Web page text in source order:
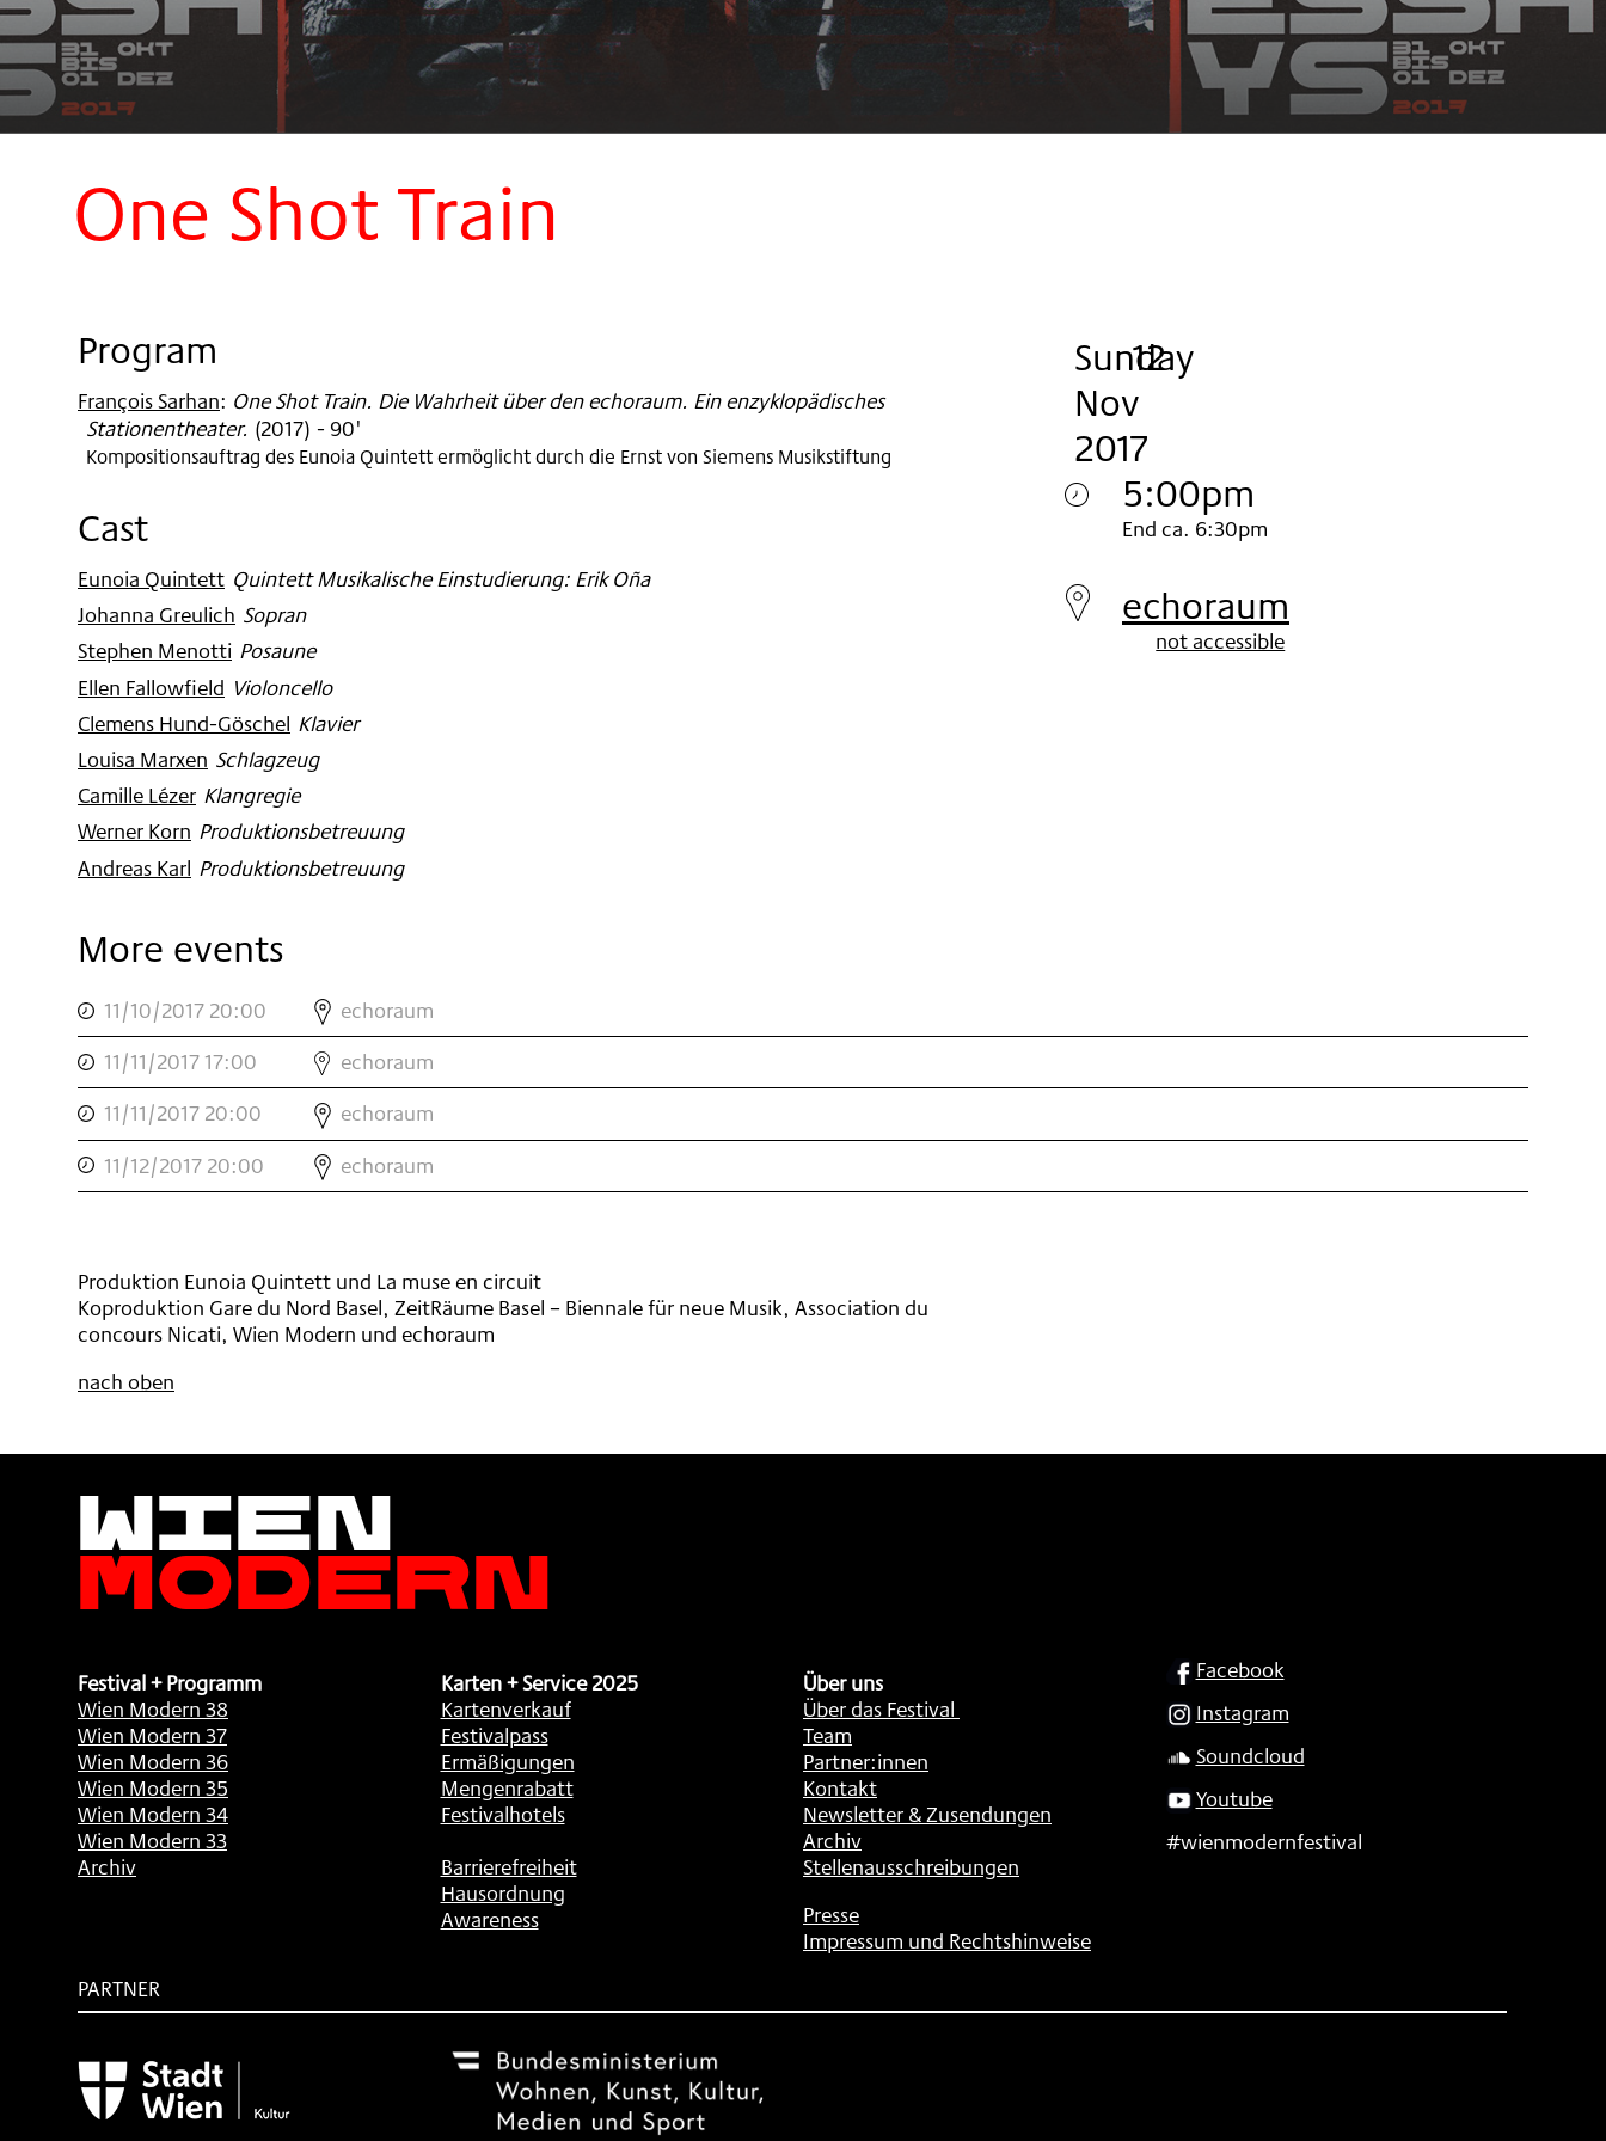
One Shot Train
Sunday
, 12
.
Nov
2017
.
5:00pm
Sunday
12.
Nov
End ca. 6:30pm
echoraum
not accessible
Program
François Sarhan: One Shot Train. Die Wahrheit über den echoraum. Ein enzyklopädisches
Stationentheater. (2017) - 90'
Kompositionsauftrag des Eunoia Quintett ermöglicht durch die Ernst von Siemens Musikstiftung
Cast
Eunoia Quintett
: Quintett Musikalische Einstudierung: Erik Oña
Johanna Greulich: Sopran
Stephen Menotti: Posaune
Ellen Fallowfield: Violoncello
Clemens Hund-Göschel: Klavier
Louisa Marxen: Schlagzeug
Camille Lézer
: Klangregie
Werner Korn: Produktionsbetreuung
Andreas Karl: Produktionsbetreuung
More events
11/10/2017 20:00
,
ONE
SHOT
TRAIN
,
echoraum
11/11/2017 17:00
,
ONE
SHOT
TRAIN
,
echoraum
11/11/2017 20:00
,
ONE
SHOT
TRAIN
,
echoraum
11/12/2017 20:00
,
ONE
SHOT
echoraum
Produktion Eunoia Quintett und La muse en circuit
Koproduktion Gare du Nord Basel, ZeitRäume Basel – Biennale für neue Musik, Association du
concours Nicati, Wien Modern und echoraum
nach oben
Wien
Modern
Festival + Programm
Wien Modern 38
Wien Modern 37
Wien Modern 36
Wien Modern 35
Wien Modern 34
Wien Modern 33
Archiv
Karten + Service 2025
Kartenverkauf
Festivalpass
Ermäßigungen
Mengenrabatt
Festivalhotels
Barrierefreiheit
Hausordnung
Awareness
Über uns
Über das Festival
Team
Partner:innen
Kontakt
Newsletter & Zusendungen
Archiv
Stellenausschreibungen
Presse
Impressum und Rechtshinweise
SOCIAL
Facebook
Instagram
Soundcloud
Youtube
#wienmodernfestival
PARTNER